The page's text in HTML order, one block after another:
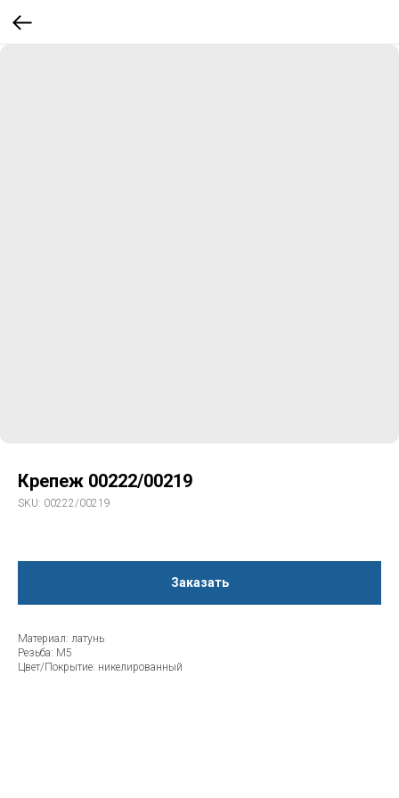
Крепеж 00222/00219
SKU: 00222/00219
Заказать
Материал: латунь
Резьба: M5
Цвет/Покрытие: никелированный